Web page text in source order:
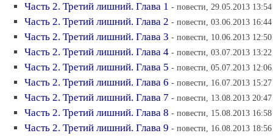
Часть 2. Третий лишний. Глава 1 - повести, 29.05.2013 13:54
Часть 2. Третий лишний. Глава 2 - повести, 03.06.2013 16:44
Часть 2. Третий лишний. Глава 3 - повести, 10.06.2013 12:50
Часть 2. Третий лишний. Глава 4 - повести, 03.07.2013 13:22
Часть 2. Третий лишний. Глава 5 - повести, 05.07.2013 12:06
Часть 2. Третий лишний. Глава 6 - повести, 16.07.2013 15:27
Часть 2. Третий лишний. Глава 7 - повести, 13.08.2013 20:47
Часть 2. Третий лишний. Глава 8 - повести, 15.08.2013 16:58
Часть 2. Третий лишний. Глава 9 - повести, 16.08.2013 18:56